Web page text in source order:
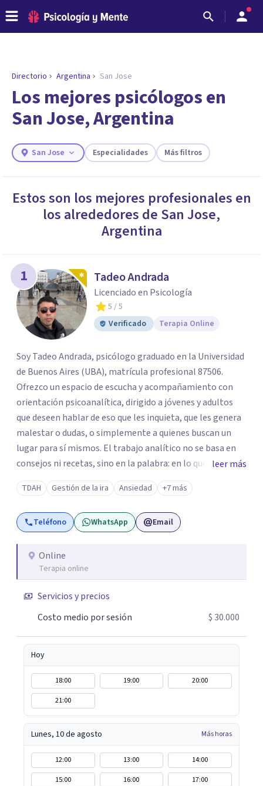
ENCONTRAR MI TERAPEUTA
¿Necesitas ayuda para encontrar el
psicólogo adecuado?
Responde a unas breves preguntas y te ofreceremos
necesidades.
Directorio Argentina San Jose
Los mejores psicólogos en
San Jose, Argentina
San Jose Especialidades Más filtros
Estos son los mejores profesionales en
los alrededores de San Jose,
Argentina
1 Tadeo Andrada
Licenciado en Psicología
5 / 5
Verificado
Terapia Online
Soy Tadeo Andrada, psicólogo graduado en la Universidad
de Buenos Aires (UBA), matrícula profesional 87506.
Ofrezco un espacio de escucha y acompañamiento con
orientación psicoanalítica, dirigido a jóvenes y adultos
que deseen hablar de eso que les inquieta, que les genera
malestar o dudas, o simplemente a quienes buscan un
lugar para sí mismos. El trabajo analítico no se basa en
consejos ni recetas, sino en la palabra: en lo que cada
quien puede decir de su historia, de su deseo, de su
malestar... En el encuentro con un analista se abre la
posibilidad de pensar de otro modo eso que hasta ahora
parecía sin salida.
leer más
TDAH Gestión de la ira Ansiedad +7 más
Teléfono WhatsApp Email
Online
Terapia online
Servicios y precios
Costo medio por sesión
$ 30.000
Hoy
18:00 19:00
20:00
21:00
Lunes, 10 de agosto Más horas
12:00 13:00
14:00
15:00
16:00 17:00